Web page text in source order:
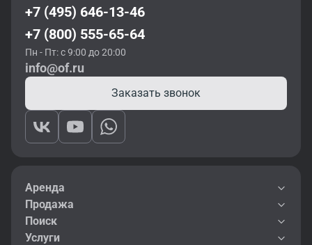
+7 (495) 646-13-46
+7 (800) 555-65-64
Пн - Пт: с 9:00 до 20:00
info@of.ru
Заказать звонок
Аренда
Продажа
Поиск
Услуги